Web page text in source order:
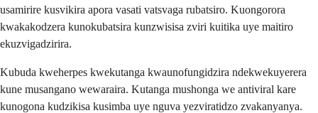
usamirire kusvikira apora vasati vatsvaga rubatsiro. Kuongorora
kwakakodzera kunokubatsira kunzwisisa zviri kuitika uye maitiro
ekuzvigadzirira.
Kubuda kweherpes kwekutanga kwaunofungidzira ndekwekuyerera
kune musangano wewaraira. Kutanga mushonga we antiviral kare
kunogona kudzikisa kusimba uye nguva yezviratidzo zvakanyanya.